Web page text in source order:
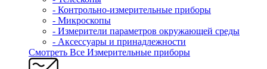
- Контрольно-измерительные приборы
- Микроскопы
- Измерители параметров окружающей среды
- Аксессуары и принадлежности
Смотреть Все Измерительные приборы